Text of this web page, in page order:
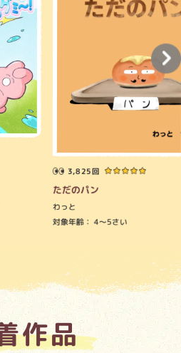
3,825回
ただのパン
わっと
対象年齢：4～5さい
作品